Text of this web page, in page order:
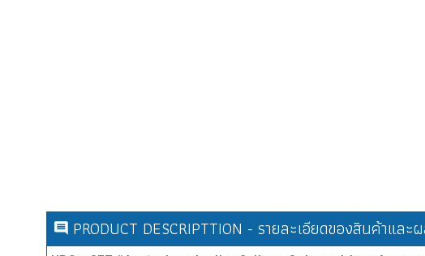
PRODUCT DESCRIPTTION - รายละเอียดของสินค้าแล